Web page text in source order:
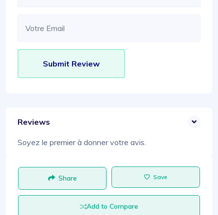
Reviews
Soyez le premier à donner votre avis.
Share Save
Add to Compare